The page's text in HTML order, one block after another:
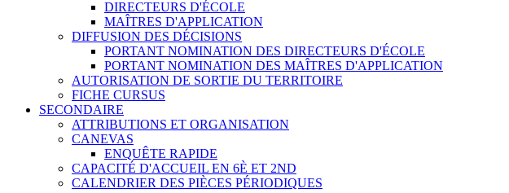
DIRECTEURS D'ÉCOLE
MAÎTRES D'APPLICATION
DIFFUSION DES DÉCISIONS
PORTANT NOMINATION DES DIRECTEURS D'ÉCOLE
PORTANT NOMINATION DES MAÎTRES D'APPLICATION
AUTORISATION DE SORTIE DU TERRITOIRE
FICHE CURSUS
SECONDAIRE
ATTRIBUTIONS ET ORGANISATION
CANEVAS
ENQUÊTE RAPIDE
CAPACITÉ D'ACCUEIL EN 6È ET 2ND
CALENDRIER DES PIÈCES PÉRIODIQUES